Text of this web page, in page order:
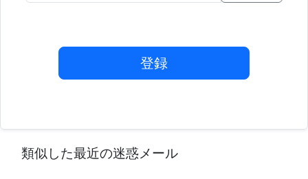
登録
類似した最近の迷惑メール